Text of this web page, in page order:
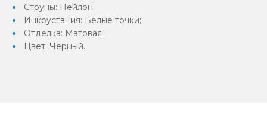
Струны: Нейлон;
Инкрустация: Белые точки;
Отделка: Матовая;
Цвет: Черный.